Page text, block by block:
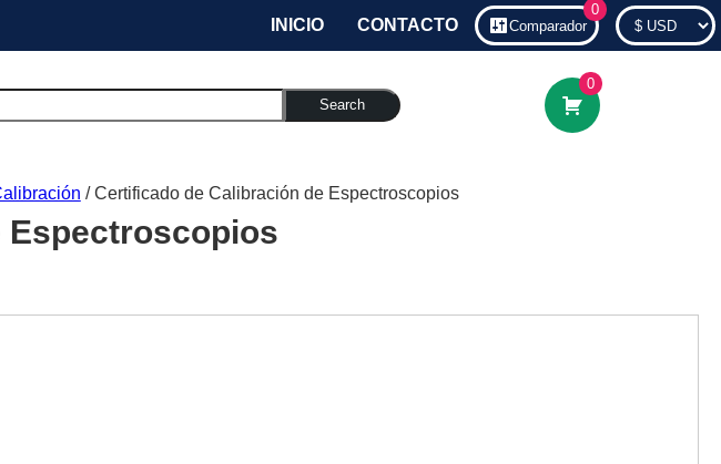
INICIO CONTACTO
0
Comparador
Search
0
/ Certificado de Calibración de Espectroscopios
Espectroscopios